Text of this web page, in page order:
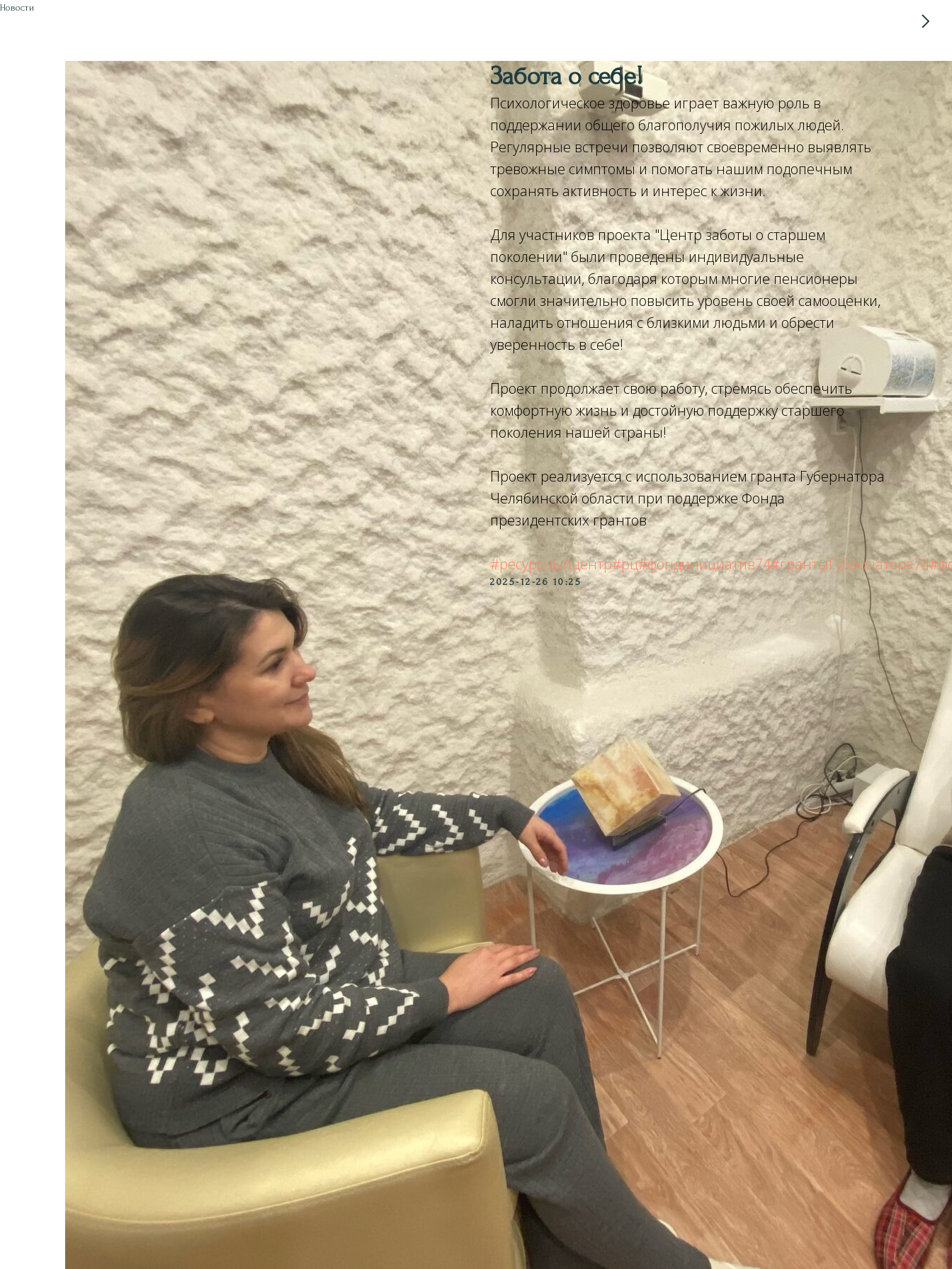
Новости
Забота о себе!
Психологическое здоровье играет важную роль в
поддержании общего благополучия пожилых людей.
Регулярные встречи позволяют своевременно выявлять
тревожные симптомы и помогать нашим подопечным
сохранять активность и интерес к жизни.
Для участников проекта "Центр заботы о старшем
поколении" были проведены индивидуальные
консультации, благодаря которым многие пенсионеры
смогли значительно повысить уровень своей самооценки,
наладить отношения с близкими людьми и обрести
уверенность в себе!
Проект продолжает свою работу, стремясь обеспечить
комфортную жизнь и достойную поддержку старшего
поколения нашей страны!
Проект реализуется с использованием гранта Губернатора
Челябинской области при поддержке Фонда
президентских грантов
#ресурсныйцентр#рц#фондинициатив74#грантыГубернатора74
2025-12-26 10:25